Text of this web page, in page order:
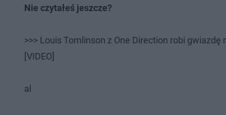
Nie czytałeś jeszcze?
>>> Louis Tomlinson z One Direction robi
[VIDEO]
al